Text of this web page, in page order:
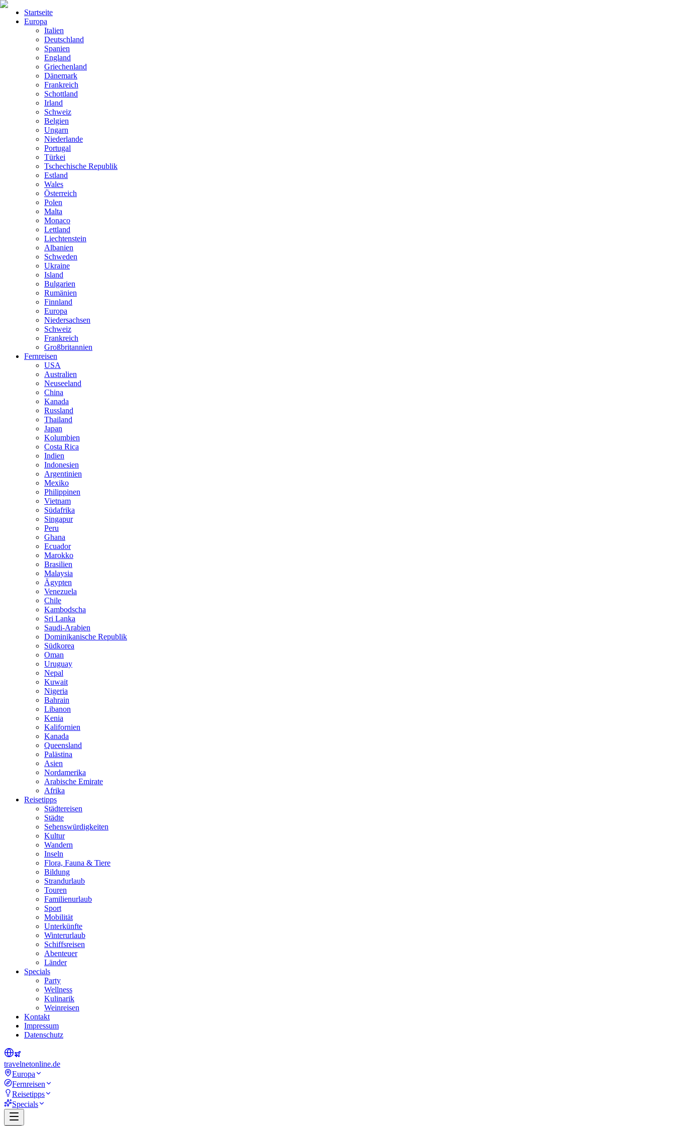
Startseite
Europa
Italien
Deutschland
Spanien
England
Griechenland
Dänemark
Frankreich
Schottland
Irland
Schweiz
Belgien
Ungarn
Niederlande
Portugal
Türkei
Tschechische Republik
Estland
Wales
Österreich
Polen
Malta
Monaco
Lettland
Liechtenstein
Albanien
Schweden
Ukraine
Island
Bulgarien
Rumänien
Finnland
Europa
Niedersachsen
Schweiz
Frankreich
Großbritannien
Fernreisen
USA
Australien
Neuseeland
China
Kanada
Russland
Thailand
Japan
Kolumbien
Costa Rica
Indien
Indonesien
Argentinien
Mexiko
Philippinen
Vietnam
Südafrika
Singapur
Peru
Ghana
Ecuador
Marokko
Brasilien
Malaysia
Ägypten
Venezuela
Chile
Kambodscha
Sri Lanka
Saudi-Arabien
Dominikanische Republik
Südkorea
Oman
Uruguay
Nepal
Kuwait
Nigeria
Bahrain
Libanon
Kenia
Kalifornien
Kanada
Queensland
Palästina
Asien
Nordamerika
Arabische Emirate
Afrika
Reisetipps
Städtereisen
Städte
Sehenswürdigkeiten
Kultur
Wandern
Inseln
Flora, Fauna & Tiere
Bildung
Strandurlaub
Touren
Familienurlaub
Sport
Mobilität
Unterkünfte
Winterurlaub
Schiffsreisen
Abenteuer
Länder
Specials
Party
Wellness
Kulinarik
Weinreisen
Kontakt
Impressum
Datenschutz
travelnetonline.de
Europa
Fernreisen
Reisetipps
Specials